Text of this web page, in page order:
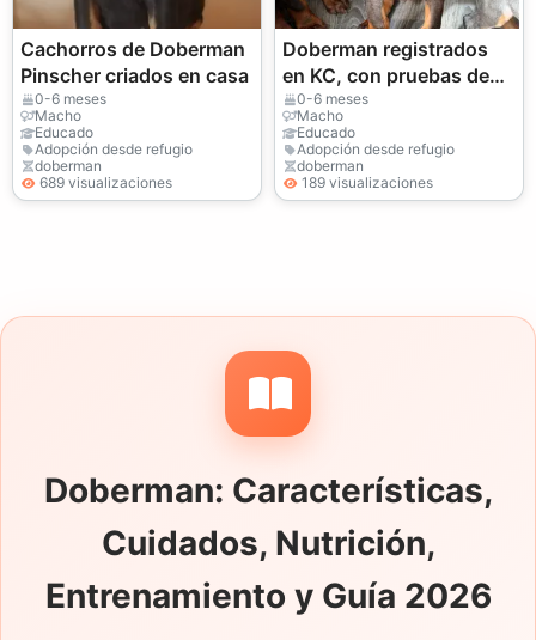
Cachorros de Doberman
Pinscher criados en casa
0-6 meses
Macho
Educado
Adopción desde refugio
doberman
689 visualizaciones
Doberman registrados
en KC, con pruebas de
salud realizadas, listos
ahora.
0-6 meses
Macho
Educado
Adopción desde refugio
doberman
189 visualizaciones
Doberman: Características,
Cuidados, Nutrición,
Entrenamiento y Guía 2026